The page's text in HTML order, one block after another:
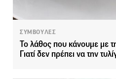
ΣΥΜΒΟΥΛΕΣ
Το λάθος που κάνουμε με
Γιατί δεν πρέπει να την